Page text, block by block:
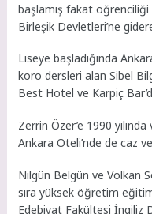
başlamış fakat öğrenciliği
Birleşik Devletleri’ne
Liseye başladığında
koro dersleri alan Sibel
Best Hotel ve Karpiç
Zerrin Özer’e 1990
Ankara Oteli’nde de caz
Nilgün Belgün ve Volkan
sıra yüksek öğretim
Edebiyat Fakültesi İngiliz